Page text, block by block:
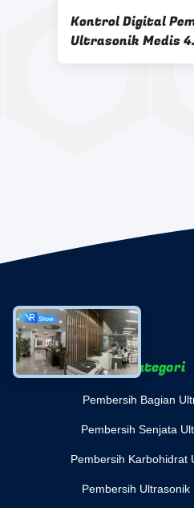
Kontrol Digital
Ultrasonik Medis
Kustom Tersedia
Kategori
Pembersih Bagian
Pembersih Senjata
Pembersih Karbohidrat
Pembersih Ultrasonik